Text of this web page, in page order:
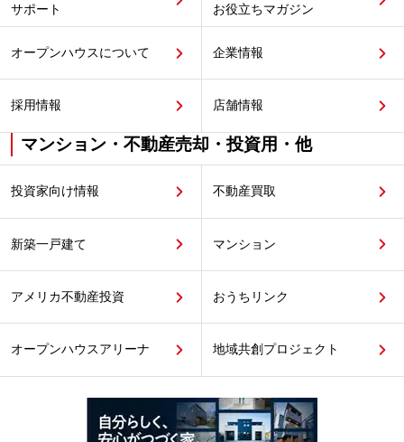
サポート
お役立ちマガジン
オープンハウスについて 企業情報
採用情報 店舗情報
マンション・不動産売却・投資用・他
投資家向け情報 不動産買取
新築一戸建て マンション
アメリカ不動産投資 おうちリンク
オープンハウスアリーナ 地域共創プロジェクト